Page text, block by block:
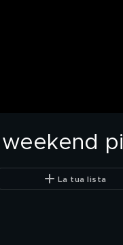
La tua lista